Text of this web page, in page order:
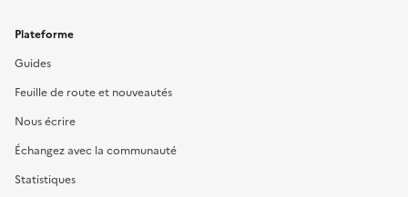
Plateforme
Guides
Feuille de route et nouveautés
Nous écrire
Échangez avec la communauté
Statistiques